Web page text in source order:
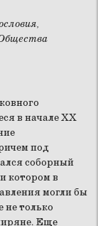
в начале ХХ
под
соборный
котором в
могли бы
не только
Еще